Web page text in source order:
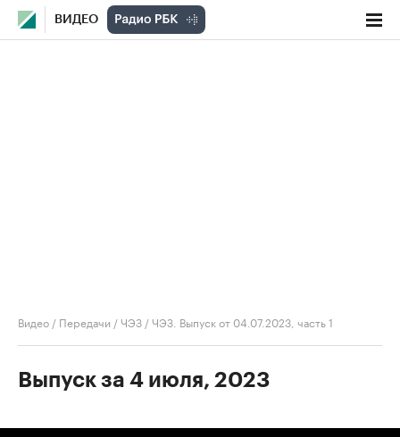
ВИДЕО
Видео / Передачи /ЧЭЗ /ЧЭЗ. Выпуск от 04.07.2023, часть 1
Выпуск за 4 июля, 2023